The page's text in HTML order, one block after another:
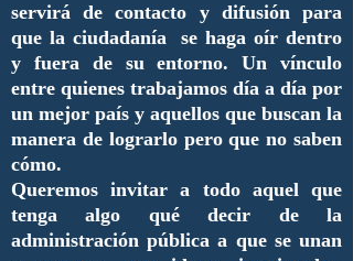
servirá de contacto y difusión para
que la ciudadanía se haga oír dentro
y fuera de su entorno. Un vínculo
entre quienes trabajamos día a día por
un mejor país y aquellos que buscan la
manera de lograrlo pero que no saben
cómo.
Queremos invitar a todo aquel que
tenga algo qué decir de la
administración pública a que se unan